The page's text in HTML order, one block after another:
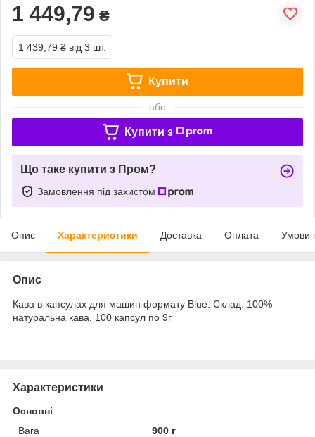
1 449,79 ₴
1 439,79 ₴ від 3 шт.
Купити
або
Купити з
Що таке купити з Пром?
Замовлення під захистом
Опис Характеристики Доставка Оплата Умови
Опис
Кава в капсулах для машин формату Blue. Склад: 100%
натуральна кава. 100 капсул по 9г
Характеристики
Основні
Вага
900 г